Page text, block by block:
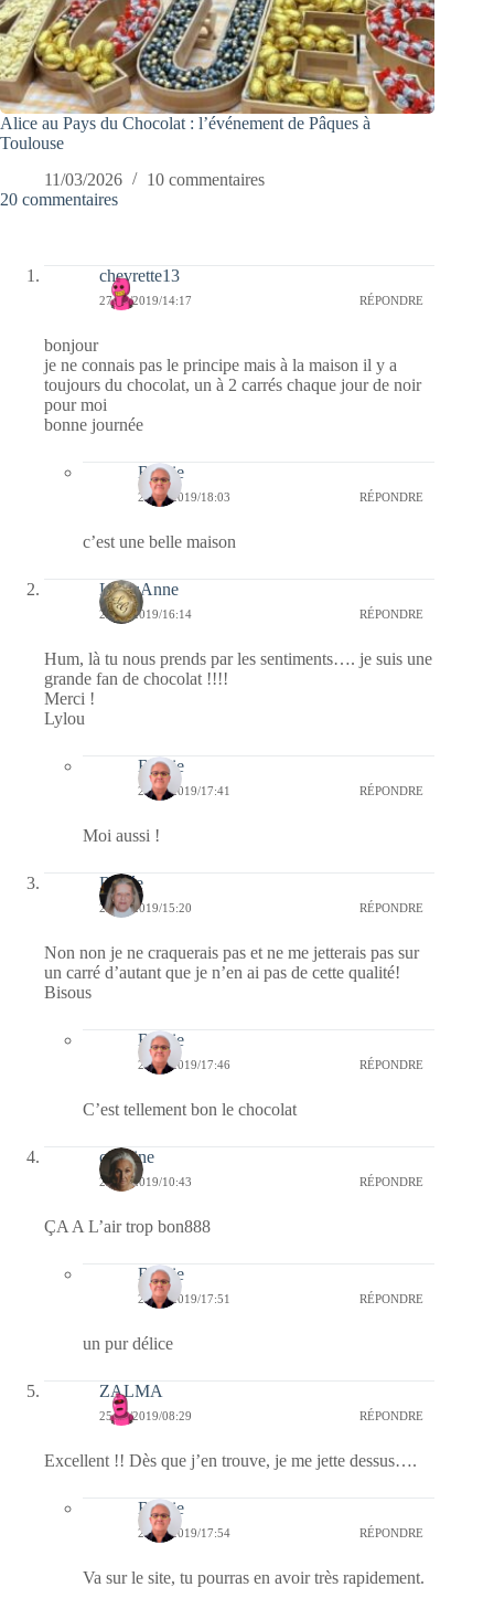
Alice au Pays du Chocolat : l’événement de Pâques à
Toulouse
11/03/2026
10 commentaires
20 commentaires
chevrette13
27/09/2019/14:17 RÉPONDRE
bonjour
je ne connais pas le principe mais à la maison il y a
toujours du chocolat, un à 2 carrés chaque jour de noir
pour moi
bonne journée
Bernie
29/09/2019/18:03 RÉPONDRE
c’est une belle maison
LylouAnne
26/09/2019/16:14 RÉPONDRE
Hum, là tu nous prends par les sentiments…. je suis une
grande fan de chocolat !!!!
Merci !
Lylou
Bernie
26/09/2019/17:41 RÉPONDRE
Moi aussi !
Renée
25/09/2019/15:20 RÉPONDRE
Non non je ne craquerais pas et ne me jetterais pas sur
un carré d’autant que je n’en ai pas de cette qualité!
Bisous
Bernie
26/09/2019/17:46 RÉPONDRE
C’est tellement bon le chocolat
caroline
25/09/2019/10:43 RÉPONDRE
ÇA A L’air trop bon888
Bernie
26/09/2019/17:51 RÉPONDRE
un pur délice
ZALMA
25/09/2019/08:29 RÉPONDRE
Excellent !! Dès que j’en trouve, je me jette dessus….
Bernie
26/09/2019/17:54 RÉPONDRE
Va sur le site, tu pourras en avoir très rapidement.